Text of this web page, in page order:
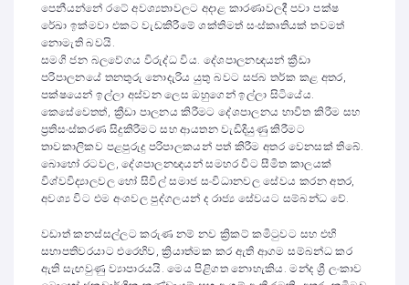
පෙනීයන්නේ රටේ අවශ්‍යතාවලට අදාළ කාරණාවලදී පවා පක්ෂ
රේඛා ඉක්මවා එකට වැඩකිරීමේ ශක්තිමත් සංස්කෘතියක් තවමත්
නොමැති බවයි.
සමගි ජන බලවේගය විරුද්ධ විය. දේශපාලනඥයන් ක්‍රීඩා
පරිපාලනයේ තනතුරු නොදැරිය යුතු බවට සජබ තර්ක කළ අතර,
පක්ෂයෙන් ඉල්ලා අස්වන ලෙස ඔහුගෙන් ඉල්ලා සිටියේය.
කෙසේවෙතත්, ක්‍රීඩා පාලනය කිරීමට දේශපාලනය භාවිත කිරීම සහ
ප්‍රතිසංස්කරණ සිදුකිරීමට සහ ආයතන වැඩිදියුණු කිරීමට
තාවකාලිකව පළපුරුදු පරිපාලකයන් පත් කිරීම අතර වෙනසක් තිබේ.
බොහෝ රටවල, දේශපාලනඥයන් සමහර විට සීමිත කාලයක්
විශ්වවිද්‍යාලවල හෝ සිවිල් සමාජ සංවිධානවල සේවය කරන අතර,
අවශ්‍ය විට එම අංශවල පුද්ගලයන් ද රාජ්‍ය සේවයට සම්බන්ධ වේ.
වඩාත් කනස්සල්ලට කරුණ නම් නව ක්‍රිකට් කමිටුවට සහ එහි
සභාපතිවරයාට එරෙහිව, ක්‍රියාත්මක කර ඇති ආගම සම්බන්ධ කර
ඇති සැඟවුණු ව්‍යාපාරයයි. මෙය පිළිගත නොහැකිය. මන්ද ශ්‍රී ලංකාව